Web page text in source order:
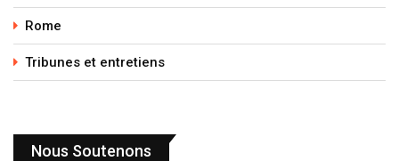
Rome
Tribunes et entretiens
Nous Soutenons